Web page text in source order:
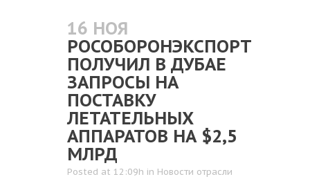
16 НОЯ
РОСОБОРОНЭКСПОРТ
ПОЛУЧИЛ В ДУБАЕ
ЗАПРОСЫ НА
ПОСТАВКУ
ЛЕТАТЕЛЬНЫХ
АППАРАТОВ НА $2,5
МЛРД
Posted at 12:09h in Новости отрасли